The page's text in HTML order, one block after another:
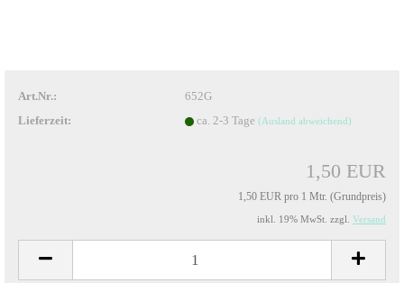
Art.Nr.:
652G
Lieferzeit:
ca. 2-3 Tage (Ausland abweichend)
1,50 EUR
1,50 EUR pro 1 Mtr. (Grundpreis)
inkl. 19% MwSt. zzgl. Versand